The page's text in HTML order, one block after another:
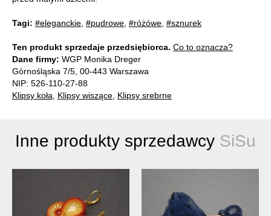
Tagi: #eleganckie, #pudrowe, #różówe, #sznurek
Ten produkt sprzedaje przedsiębiorca. Co to oznacza?
Dane firmy: WGP Monika Dreger
Górnośląska 7/5, 00-443 Warszawa
NIP: 526-110-27-88
Klipsy koła, Klipsy wiszące, Klipsy srebrne
Inne produkty sprzedawcy SiSu